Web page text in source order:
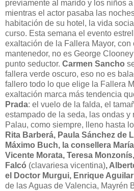
previamente al marido y los niños
mientras el actor pasaba las
habitación de su hotel, la vida
curso. Esta semana el evento
exaltación de la Fallera Mayor,
mantenedor, no es George
punto seductor. Carmen Sancho
fallera verde oscuro, eso no es
fallero todo lo que elige la Fallera
exaltación marca más tendencia
Prada: el vuelo de la falda, el
estampado de la seda, las ondas
Palau, como siempre, lleno hasta
Rita Barberá, Paula Sánchez de
Máximo Buch, la consellera
Vicente Morata, Teresa
Falcó (clavariesa vicentina),
el Doctor Murgui, Enrique Aguilar
de las Aguas de Valencia, Mayrén